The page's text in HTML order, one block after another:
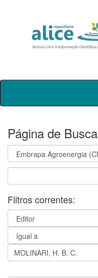
Skip
Página de Busca
Filtros correntes: